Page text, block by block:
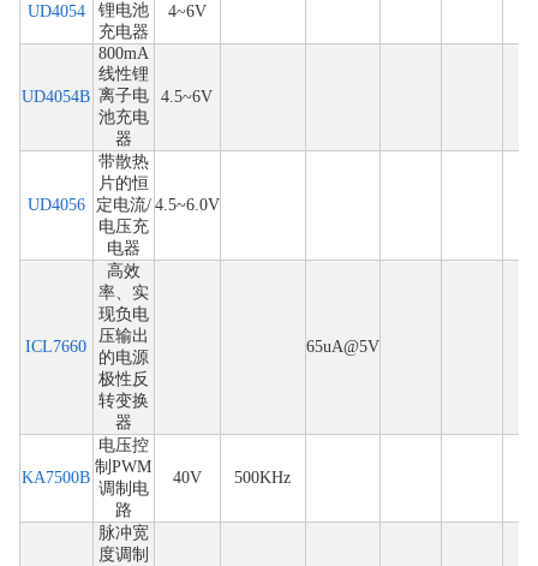
UD4054
锂电池
充电器
4~6V
UD4054B
800mA
线性锂
离子电
池充电
器
4.5~6V
UD4056
带散热
片的恒
定电流/
电压充
电器
4.5~6.0V
ICL7660
高效
率、实
现负电
压输出
的电源
极性反
转变换
器
65uA@5V
KA7500B
电压控
制PWM
调制电
路
40V 500KHz
脉冲宽
度调制